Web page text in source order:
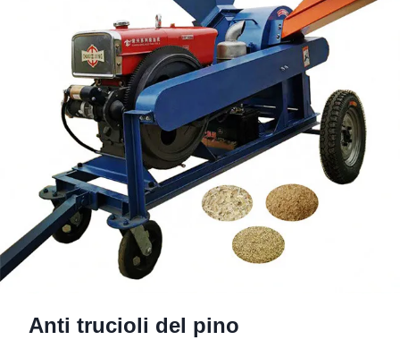
Anti trucioli del pino